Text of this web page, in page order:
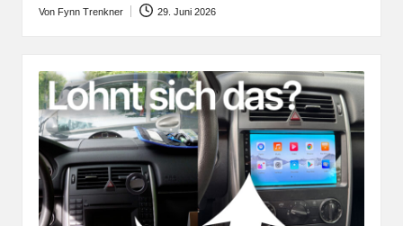
Posted
Von Fynn Trenkner 29. Juni 2026